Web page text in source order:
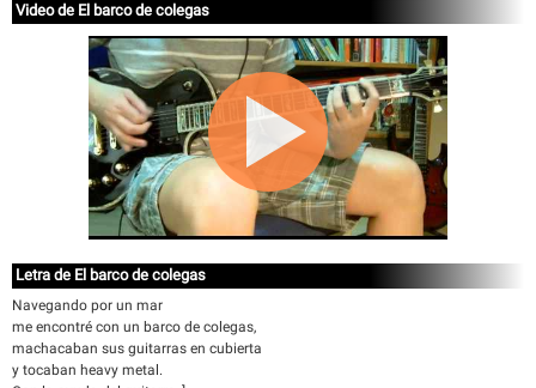
Video de El barco de colegas
Letra de El barco de colegas
Navegando por un mar
me encontré con un barco de colegas,
machacaban sus guitarras en cubierta
y tocaban heavy metal.